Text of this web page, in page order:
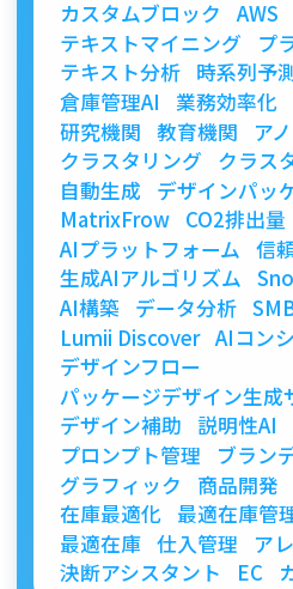
カスタムブロック
AWS
テキストマイニング
プ
テキスト分析 時系列予
倉庫管理AI
業務効率化
研究機関 教育機関
ア
クラスタリング
クラス
自動生成
デザインパッ
MatrixFrow CO2排出量
AIプラットフォーム 信
生成AIアルゴリズム
AI構築
データ分析
Lumii Discover AIコン
デザインフロー
パッケージデザイン生成
デザイン補助 説明性AI
プロンプト管理
ブラン
グラフィック
商品開発
在庫最適化 最適在庫管
最適在庫 仕入管理 ア
決断アシスタント
EC